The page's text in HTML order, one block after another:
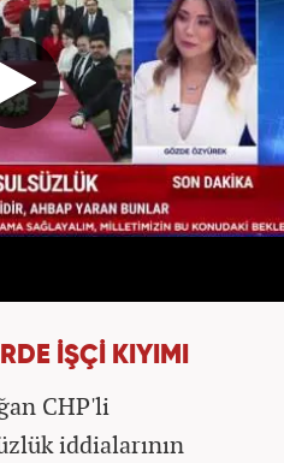
İŞÇİ KIYIMI
CHP'li
iddialarının